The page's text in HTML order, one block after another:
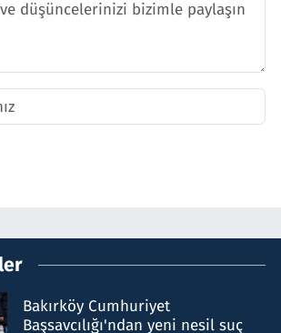
Bakırköy Cumhuriyet
Başsavcılığı'ndan yeni nesil suç